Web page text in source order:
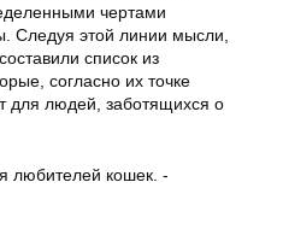
чертами
Следуя этой линии мысли,
список из
согласно их точке
для людей, заботящихся о